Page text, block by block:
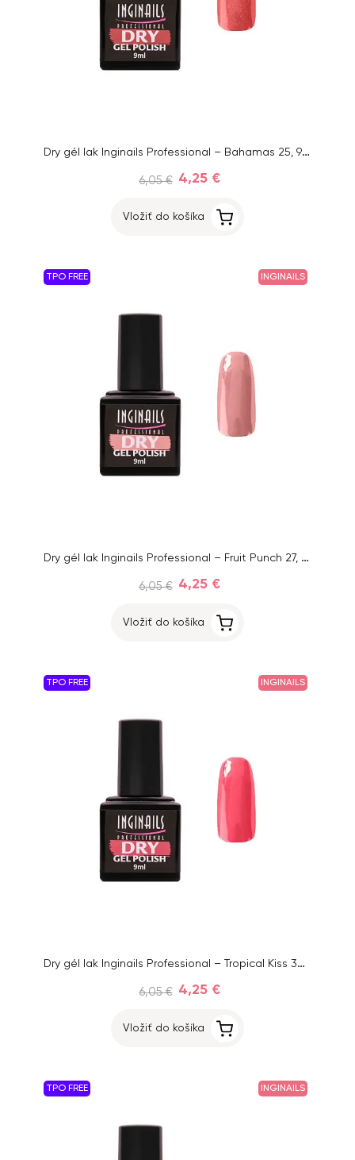
Dry gél lak Inginails Professional – Bahamas 25, 9 ml
6,05 € 4,25 €
Vložiť do košíka
TPO FREE INGINAILS
Dry gél lak Inginails Professional – Fruit Punch 27, 9 ml
6,05 € 4,25 €
Vložiť do košíka
TPO FREE INGINAILS
Dry gél lak Inginails Professional – Tropical Kiss 38, 9 ml
6,05 € 4,25 €
Vložiť do košíka
TPO FREE INGINAILS